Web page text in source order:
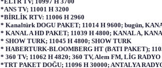
*ANS TV; 11001 H 3200
*BİRLİK RTV: 11006 H 2960
* Kanaltürk DOGU PAKET; 11014 H 9600; bugün,
* KANAL A HD PAKET; 11039 H 4800; KANAL A,
* SHOW TURK; 11045 H 4800; SHOW TURK
* HABERTURK-BLOOMBERG HT (BATI PAKET);
* 360 TV; 11062 H 4820; 360 TV, Alem FM, LİG RADYO
*TRT PAKET DOĞU; 11096 H 30000; ANTALYA